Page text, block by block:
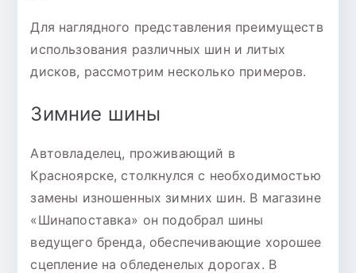
Для наглядного представления преимуществ
использования различных шин и литых
дисков, рассмотрим несколько примеров.
Зимние шины
Автовладелец, проживающий в
Красноярске, столкнулся с необходимостью
замены изношенных зимних шин. В магазине
«Шинапоставка» он подобрал шины
ведущего бренда, обеспечивающие хорошее
сцепление на обледенелых дорогах. В